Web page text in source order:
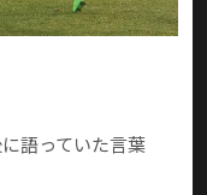
語っていた言葉